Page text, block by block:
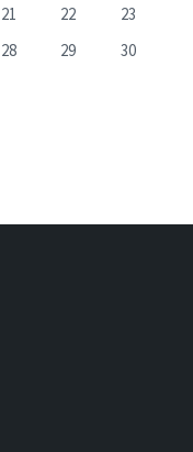
21 22
23
28 29
30